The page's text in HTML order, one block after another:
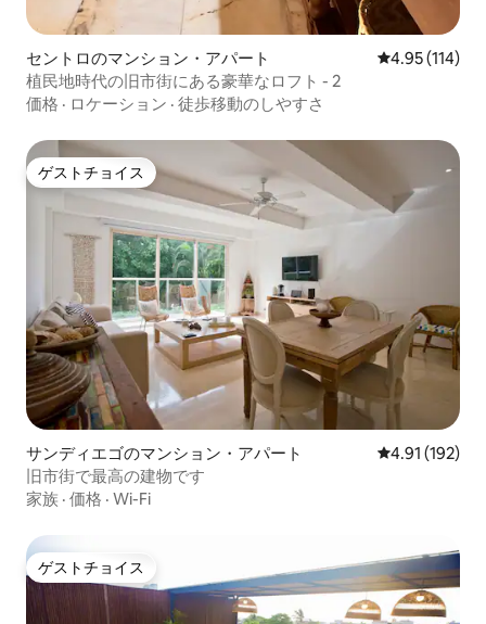
セントロのマンション・アパート レビュー114
4.95 (114)
植民地時代の旧市街にある豪華なロフト - 2
価格 · ロケーション · 徒歩移動のしやすさ
ゲストチョイス
ゲストチョイス
サンディエゴのマンション・アパート レビュー192
4.91 (192)
旧市街で最高の建物です
家族 · 価格 · Wi-Fi
ゲストチョイス
ゲストチョイス